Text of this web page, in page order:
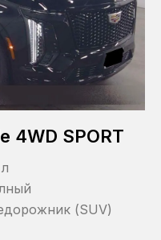
4WD SPORT
(SUV)